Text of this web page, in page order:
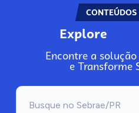
Explore
Encontre a
e Transforme